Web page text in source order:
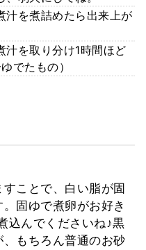
汁を煮詰めたら出来上が
汁を取り分け1時間ほど
でたもの）
ことで、白い脂が固
固ゆで煮卵がお好き
んでくださいね♪黒
もちろん普通のお砂